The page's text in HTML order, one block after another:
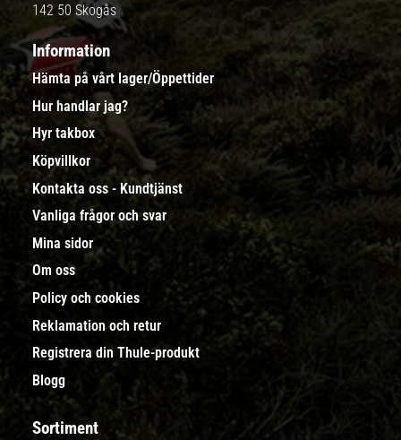
142 50 Skogås
Information
Hämta på vårt lager/Öppettider
Hur handlar jag?
Hyr takbox
Köpvillkor
Kontakta oss - Kundtjänst
Vanliga frågor och svar
Mina sidor
Om oss
Policy och cookies
Reklamation och retur
Registrera din Thule-produkt
Blogg
Sortiment